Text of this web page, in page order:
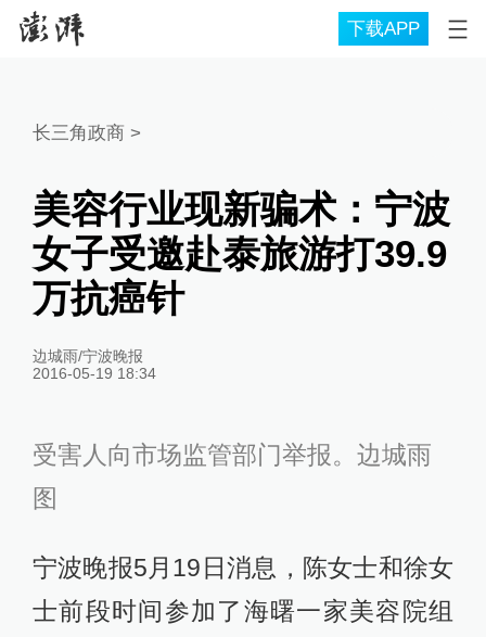
下载APP
长三角政商 >
美容行业现新骗术：宁波
女子受邀赴泰旅游打39.9
万抗癌针
边城雨/宁波晚报
2016-05-19 18:34
受害人向市场监管部门举报。边城雨
图
宁波晚报5月19日消息，陈女士和徐女
士前段时间参加了海曙一家美容院组